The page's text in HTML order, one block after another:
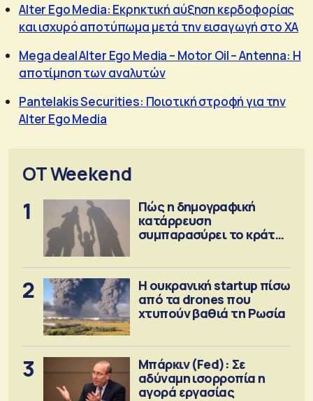
Alter Ego Media: Εκρηκτική αύξηση κερδοφορίας
και ισχυρό αποτύπωμα μετά την εισαγωγή στο ΧΑ
Mega deal Alter Ego Media – Motor Oil – Antenna: Η
αποτίμηση των αναλυτών
Pantelakis Securities: Ποιοτική στροφή για την
Alter Ego Media
OT Weekend
1
Πώς η δημογραφική
κατάρρευση
συμπαρασύρει το κράτος
2
Η ουκρανική startup πίσω
από τα drones που
χτυπούν βαθιά τη Ρωσία
3
Μπάρκιν (Fed): Σε
αδύναμη ισορροπία η
αγορά εργασίας